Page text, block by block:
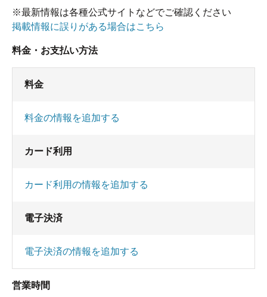
※最新情報は各種公式サイトなどでご確認ください
掲載情報に誤りがある場合はこちら
料金・お支払い方法
料金
料金の情報を追加する
カード利用
カード利用の情報を追加する
電子決済
電子決済の情報を追加する
営業時間